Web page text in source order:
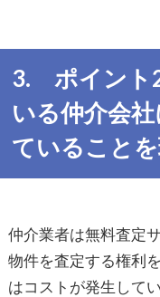
3. ポイント
いる仲介会
ていること
仲介業者は無料査定
物件を査定する権利
はコストが発生して